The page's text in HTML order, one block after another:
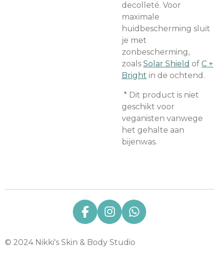
decolleté. Voor
maximale
huidbescherming sluit
je met
zonbescherming,
zoals Solar Shield of C +
Bright in de ochtend.
* Dit product is niet
geschikt voor
veganisten vanwege
het gehalte aan
bijenwas.
F
c
I
s
W
a
© 2024 Nikki's Skin & Body Studio